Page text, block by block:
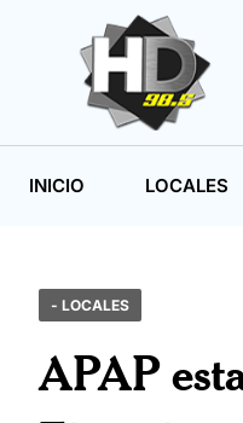
INICIO LOCALES
- LOCALES
APAP